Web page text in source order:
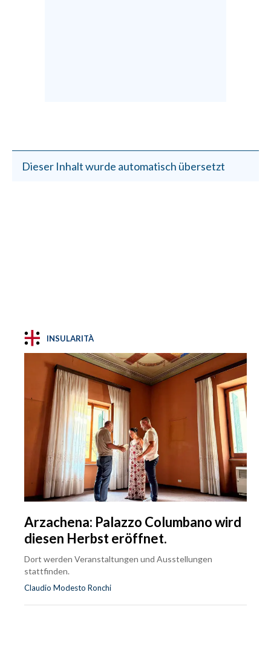
Dieser Inhalt wurde automatisch übersetzt
INSULARITÀ
Arzachena: Palazzo Columbano wird
diesen Herbst eröffnet.
Dort werden Veranstaltungen und Ausstellungen
stattfinden.
Claudio Modesto Ronchi